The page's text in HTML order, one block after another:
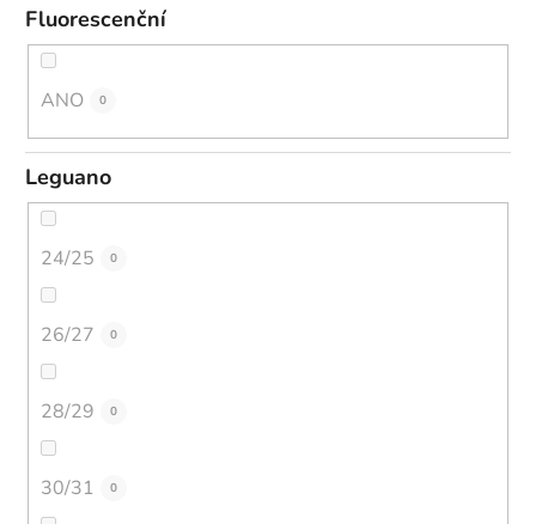
Fluorescenční
ANO 0
Leguano
24/25 0
26/27 0
28/29 0
30/31 0